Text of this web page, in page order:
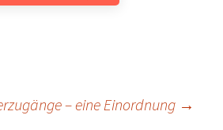
– eine Einordnung →